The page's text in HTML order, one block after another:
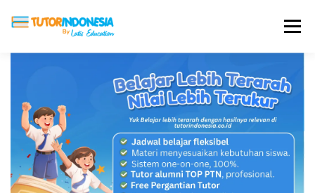
Menu
ABOUT US JADI PENGAJAR
BIAYA LES TESTIMONI PROFIL ALUMNI
BLOG DAFTAR SEKOLAH